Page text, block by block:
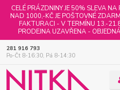
CELÉ PRÁZDNINY JE 50% SLEVA
NAD 1000,-KČ JE POŠTOVNÉ
FAKTURACI - V TERMÍNU 13.-
PRODEJNA UZAVŘENA -
281 916 793
Po-Čt 8-16:30, Pá 8-14:30